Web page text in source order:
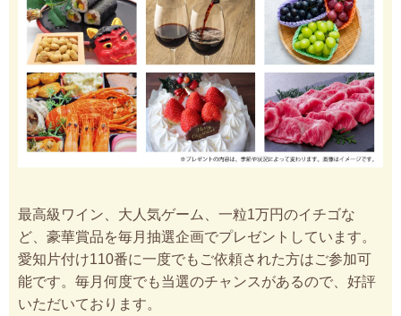
最高級ワイン、大人気ゲーム、一粒1万円のイチゴな
ど、豪華賞品を毎月抽選企画でプレゼントしています。
愛知片付け110番に一度でもご依頼された方はご参加可
能です。毎月何度でも当選のチャンスがあるので、好評
いただいております。